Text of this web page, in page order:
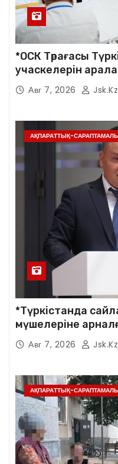
*ОСК Төрағасы
учаскелерін
Авг 7, 2026 Jsk.kz
АҚПАРАТТЫҚ-
*Түркістанда
мүшелеріне
Авг 7, 2026 Jsk.kz
АҚПАРАТТЫҚ-